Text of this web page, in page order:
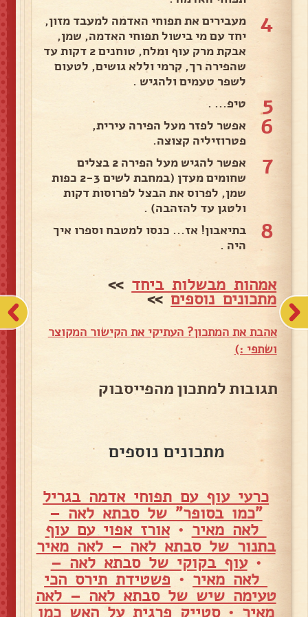
4
מעבירים את תפוחי האדמה למעבד מזון,
יחד עם מי בישול תפוחי האדמה, שמן,
אבקת מרק עוף ומלח, טוחנים 2 דקות עד
שהפירה רך, קרמי וללא גושים, לטעום
לשפר טעמים ולהגיש .
5 טיפ... .
6
אפשר לפזר מעל הפירה עירית,
פטרוזיליה קצוצה.
7
אפשר להגיש מעל הפירה 2 בצלים
שחומים מעדן (במחבת לשים 2-3 כפות
שמן, לפרוס את הבצל לפרוסות דקות
ולטגן עד להזהבה) .
8
בתיאבון! אז... כנסו למטבח וספרו איך
היה .
אמהות מבשלות ביחד >>
מתכונים נוספים>>
אהבת את המתכון? העתיקי את הקישור המקוצר
ושתפי :)
תגובות למתכון מהפייסבוק
מתכונים נוספים
כרעי עוף עם תפוחי אדמה בגריל
"כמו בסופר" של סבתא לאה –
לאה מאיר •אורז אפוי עם עוף
בתנור של סבתא לאה – לאה מאיר
•עוף בקוקי של סבתא לאה –
לאה מאיר • פשטידת תירס הכי
טעימה שיש של סבתא לאה – לאה
מאיר •סטייק פרגית על האש כמו